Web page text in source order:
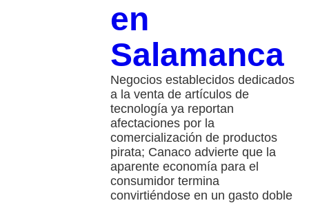
en
Salamanca
Negocios establecidos dedicados
a la venta de artículos de
tecnología ya reportan
afectaciones por la
comercialización de productos
pirata; Canaco advierte que la
aparente economía para el
consumidor termina
convirtiéndose en un gasto doble